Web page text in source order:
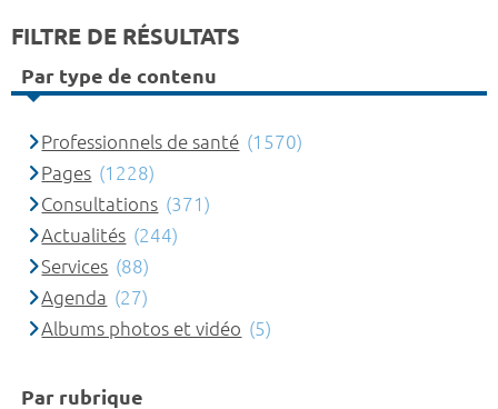
FILTRE DE RÉSULTATS
Par type de contenu
Professionnels de santé (1570)
Pages (1228)
Consultations (371)
Actualités (244)
Services (88)
Agenda (27)
Albums photos et vidéo (5)
Par rubrique